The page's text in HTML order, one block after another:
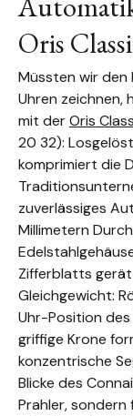
Oris
Müssten wir
Uhren zeichnen,
mit derOris
20 32):
komprimiert die
zuverlässiges
Millimetern
Zifferblatts
Gleichgewicht:
Uhr-Position
griffige Krone
konzentrische
Blicke des
Prahler, sondern